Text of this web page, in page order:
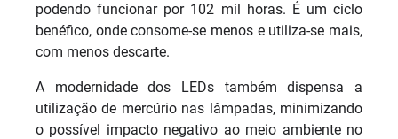
podendo funcionar por 102 mil horas. É um ciclo
benéfico, onde consome-se menos e utiliza-se mais,
com menos descarte.
A modernidade dos LEDs também dispensa a
utilização de mercúrio nas lâmpadas, minimizando
o possível impacto negativo ao meio ambiente no